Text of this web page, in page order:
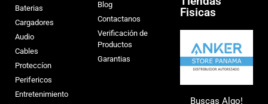
Baterias
Cargadores
Audio
Cables
Proteccíon
Perifericos
Entretenimiento
Blog
Contactanos
Verificación de
Productos
Garantias
Fisicas
Buscas Algo!